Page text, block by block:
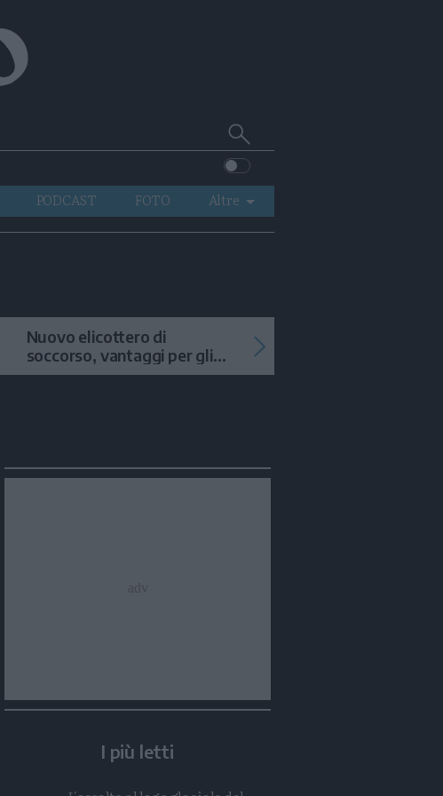
Cerca
su
Trentino
PODCAST FOTO
Altre
VIDEO
Nuovo elicottero di
soccorso, vantaggi per gli
interventi in alta quota
Condividi
Condividi
TwitterCondividi
Mail
I più letti